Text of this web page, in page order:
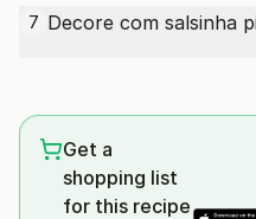
7 Decore com salsinha
Get a
shopping list
for this recipe